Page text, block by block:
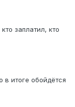
заплатил, кто
в итоге обойдётся